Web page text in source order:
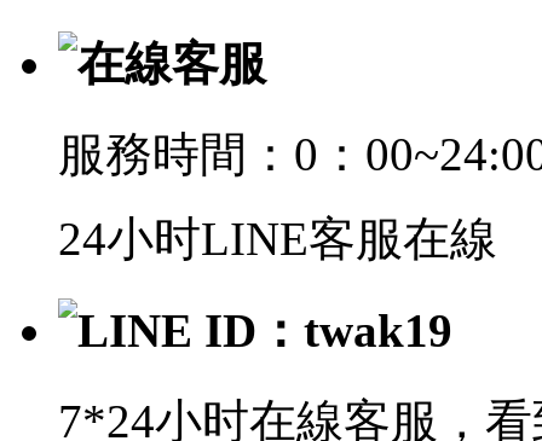
在線客服
服務時間：0：
24小时LINE客服在線
LINE ID：twak19
7*24小时在線客服，